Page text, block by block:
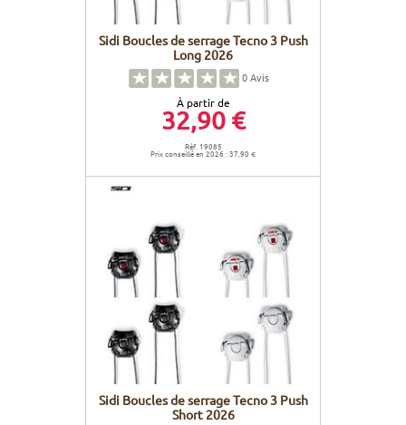
Sidi Boucles de serrage Tecno 3 Push
Long 2026
0Avis
À partir de
32,90 €
Réf. 19085
Prix conseillé en 2026 : 37,90 €
Sidi Boucles de serrage Tecno 3 Push
Short 2026